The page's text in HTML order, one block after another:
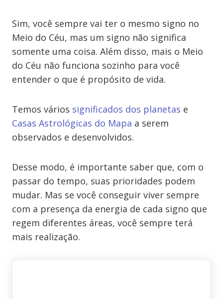
Sim, você sempre vai ter o mesmo signo no
Meio do Céu, mas um signo não significa
somente uma coisa. Além disso, mais o Meio
do Céu não funciona sozinho para você
entender o que é propósito de vida.
Temos vários significados dos planetas e
Casas Astrológicas do Mapa a serem
observados e desenvolvidos.
Desse modo, é importante saber que, com o
passar do tempo, suas prioridades podem
mudar. Mas se você conseguir viver sempre
com a presença da energia de cada signo que
regem diferentes áreas, você sempre terá
mais realização.